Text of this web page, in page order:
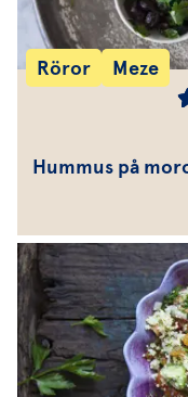
Röror Meze
Hummus på